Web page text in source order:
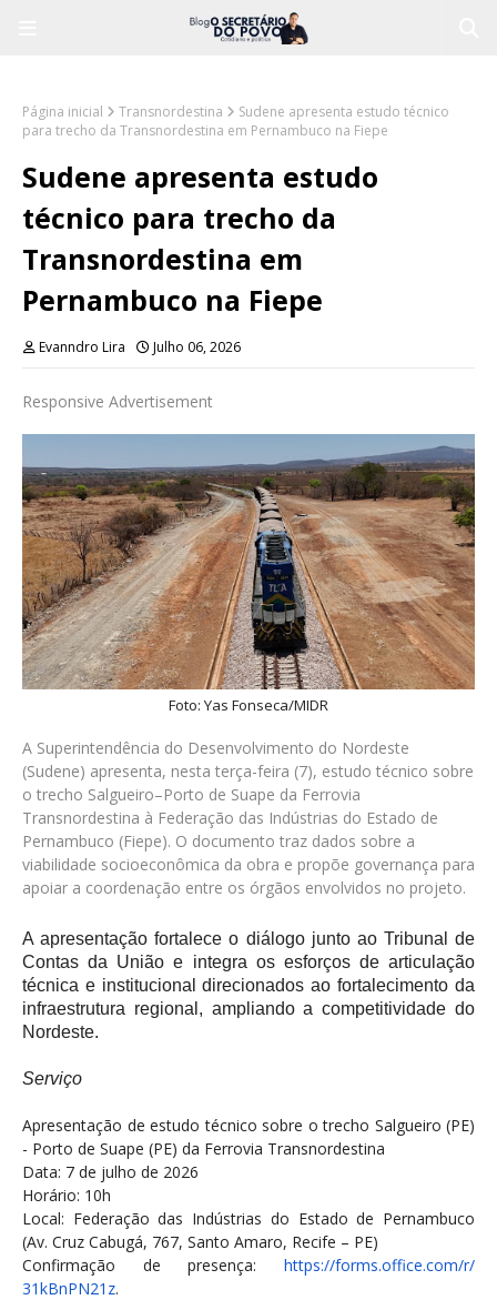
Página inicial Transnordestina
Sudene apresenta estudo técnico
para trecho da Transnordestina em Pernambuco na Fiepe
Sudene apresenta estudo
técnico para trecho da
Transnordestina em
Pernambuco na Fiepe
Evanndro Lira Julho 06, 2026
Responsive Advertisement
Foto: Yas Fonseca/MIDR
A Superintendência do Desenvolvimento do Nordeste
(Sudene) apresenta, nesta terça-feira (7), estudo técnico sobre
o trecho Salgueiro–Porto de Suape da Ferrovia
Transnordestina à Federação das Indústrias do Estado de
Pernambuco (Fiepe). O documento traz dados sobre a
viabilidade socioeconômica da obra e propõe governança para
apoiar a coordenação entre os órgãos envolvidos no projeto.
A apresentação fortalece o diálogo junto ao Tribunal de
Contas da União e integra os esforços de articulação
técnica e institucional direcionados ao fortalecimento da
infraestrutura regional, ampliando a competitividade do
Nordeste.
Serviço
Apresentação de estudo técnico sobre o trecho Salgueiro (PE)
- Porto de Suape (PE) da Ferrovia Transnordestina
Data: 7 de julho de 2026
Horário: 10h
Local: Federação das Indústrias do Estado de Pernambuco
(Av. Cruz Cabugá, 767, Santo Amaro, Recife – PE)
Confirmação de presença: https://forms.office.com/r/
31kBnPN21z.